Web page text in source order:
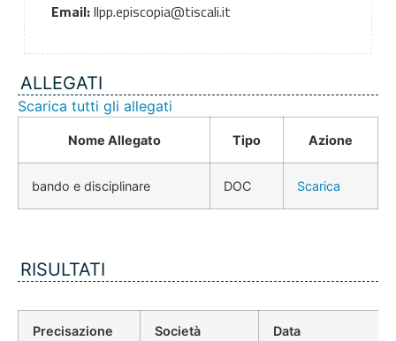
Email:llpp.episcopia@tiscali.it
ALLEGATI
Scarica tutti gli allegati
Nome Allegato Tipo Azione
bando e disciplinare DOC Scarica
RISULTATI
Precisazione
Società
Data